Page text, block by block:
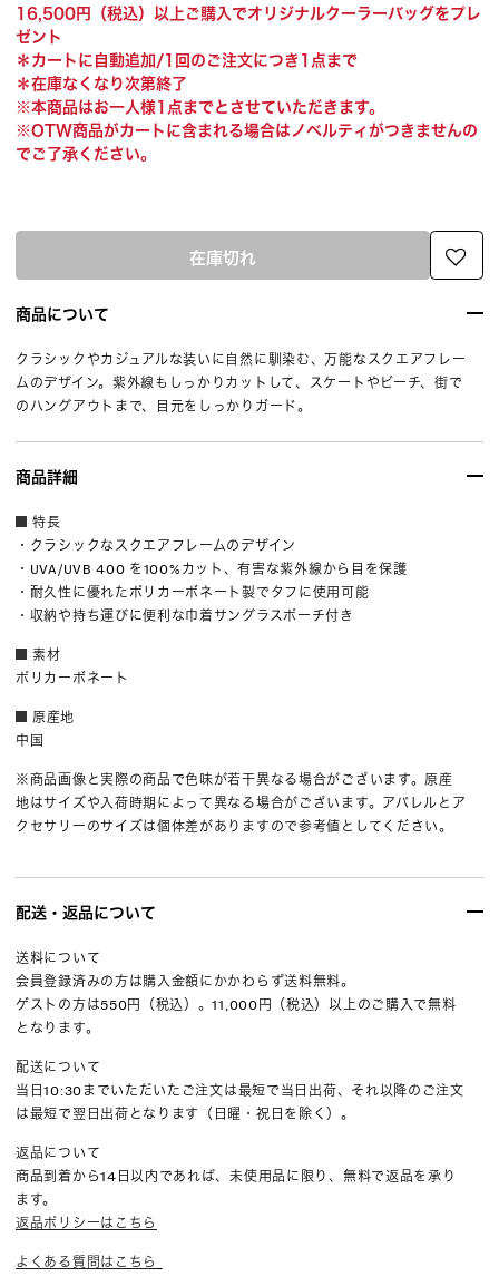
16,500円（税込）以上ご購入でオリジナルクーラーバッグをプレ
ゼント
＊カートに自動追加/1回のご注文につき1点まで
＊在庫なくなり次第終了
※本商品はお一人様1点までとさせていただきます。
※OTW商品がカートに含まれる場合はノベルティがつきませんの
でご了承ください。
在庫切れ
商品について
クラシックやカジュアルな装いに自然に馴染む、万能なスクエアフレー
ムのデザイン。紫外線もしっかりカットして、スケートやビーチ、街で
のハングアウトまで、目元をしっかりガード。
商品詳細
特長
・クラシックなスクエアフレームのデザイン
・UVA/UVB 400 を100%カット、有害な紫外線から目を保護
・耐久性に優れたポリカーボネート製でタフに使用可能
・収納や持ち運びに便利な巾着サングラスポーチ付き
素材
ポリカーボネート
原産地
中国
※商品画像と実際の商品で色味が若干異なる場合がございます。原産
地はサイズや入荷時期によって異なる場合がございます。アパレルとア
クセサリーのサイズは個体差がありますので参考値としてください。
配送・返品について
送料について
会員登録済みの方は購入金額にかかわらず送料無料。
ゲストの方は550円（税込）。11,000円（税込）以上のご購入で無料
となります。
配送について
当日10:30までいただいたご注文は最短で当日出荷、それ以降のご注文
は最短で翌日出荷となります（日曜・祝日を除く）。
返品について
商品到着から14日以内であれば、未使用品に限り、無料で返品を承り
ます。
返品ポリシーはこちら
よくある質問はこちら